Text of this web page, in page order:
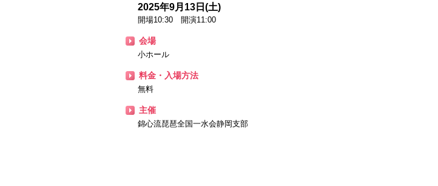
2025年9月13日(土)
開場10:30 開演11:00
会場
小ホール
料金・入場方法
無料
主催
錦心流琵琶全国一水会静岡支部